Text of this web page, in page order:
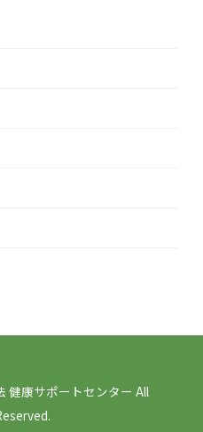
康サポートセンター All